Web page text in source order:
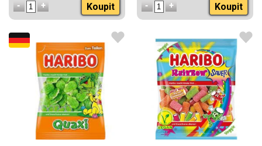
Koupit Koupit